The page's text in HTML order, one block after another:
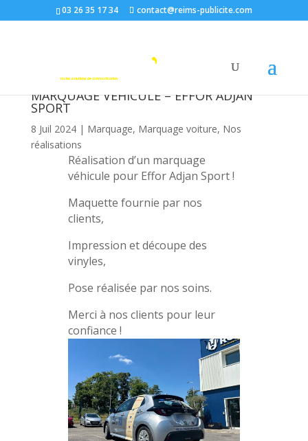
03 26 35 17 34 contact@reims-publicite.com
MARQUAGE VÉHICULE – EFFOR ADJAN
SPORT
8 Juil 2024| Marquage, Marquage voiture, Nos
réalisations
Réalisation d’un marquage
véhicule pour Effor Adjan Sport !
Maquette fournie par nos
clients,
Impression et découpe des
vinyles,
Pose réalisée par nos soins.
Merci à nos clients pour leur
confiance !